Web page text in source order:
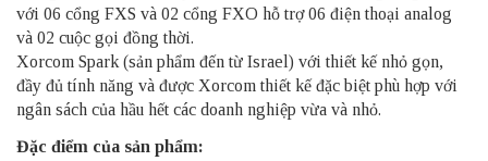
với 06 cổng FXS và 02 cổng FXO hỗ trợ 06 điện thoại analog
và 02 cuộc gọi đồng thời.
Xorcom Spark (sản phẩm đến từ Israel) với thiết kế nhỏ gọn,
đầy đủ tính năng và được Xorcom thiết kế đặc biệt phù hợp với
ngân sách của hầu hết các doanh nghiệp vừa và nhỏ.
Đặc điểm của sản phẩm: